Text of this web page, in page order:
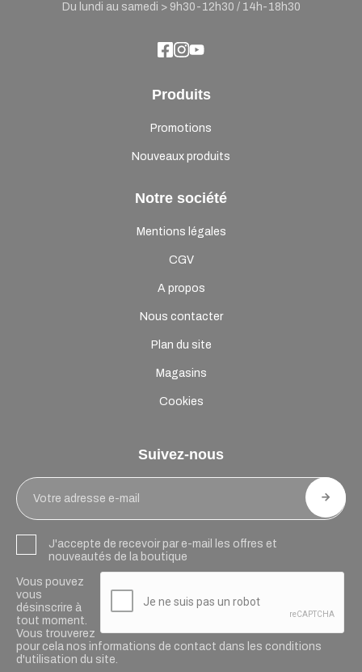
Du lundi au samedi > 9h30-12h30 / 14h-18h30
Produits
Promotions
Nouveaux produits
Notre société
Mentions légales
CGV
A propos
Nous contacter
Plan du site
Magasins
Cookies
Suivez-nous
J'accepte de recevoir par e-mail les offres et
nouveautés de la boutique
Vous pouvez
vous
désinscrire à
tout moment.
Vous trouverez
pour cela nos informations de contact dans les conditions
d'utilisation du site.